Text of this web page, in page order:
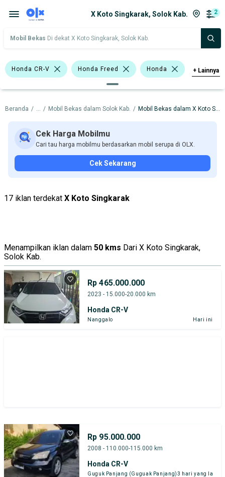
X Koto Singkarak, Solok Kab. 2
Mobil Bekas Di dekat X Koto Singkarak, Solok Kab.
Honda CR-V Honda Freed Honda
Harga Merek Dan Model Tahun
Tipe Bodi Tipe Membership
+ Lainnya
Beranda / ... / Mobil Bekas dalam Solok Kab. / Mobil Bekas dalam X Koto Singkarak
Cek Harga Mobilmu
Cari tau harga mobilmu berdasarkan mobil serupa di OLX.
Cek Sekarang
17 iklan terdekat X Koto Singkarak
Menampilkan iklan dalam 50 kms Dari X Koto Singkarak,
Solok Kab.
Rp 465.000.000
2023 - 15.000-20.000 km
Honda CR-V
Nanggalo Hari ini
Rp 95.000.000
2008 - 110.000-115.000 km
Honda CR-V
Guguk Panjang (Guguak Panjang)3 hari yang lalu